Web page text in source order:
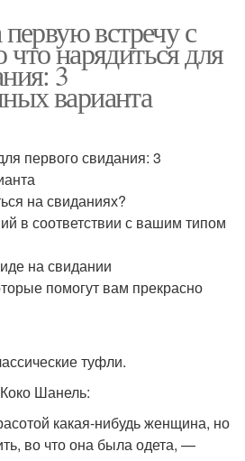
встречу с
нарядиться для
3
варианта
первого свидания: 3
на свиданиях?
в соответствии с вашим типом
на свидании
помогут вам прекрасно
туфли.
Шанель:
какая-нибудь женщина, но
во что она была одета, —